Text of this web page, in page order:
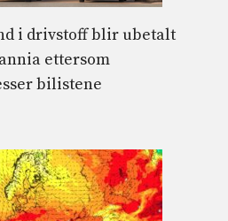
i drivstoff blir ubetalt
ettersom
bilistene